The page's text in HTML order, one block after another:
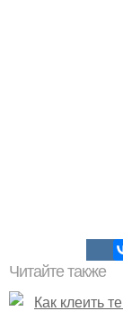
Читайте также